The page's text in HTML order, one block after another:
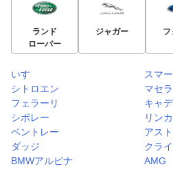
ランド
ローバー
ジャガー フ
いすゞ
スマ
シトロエン
マセ
フェラーリ
キャ
シボレー
リン
ベントレー
アス
ダッジ
クラ
BMWアルピナ
AMG